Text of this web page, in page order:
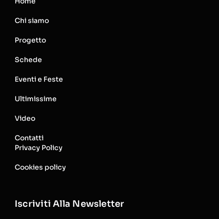
Chi siamo
Progetto
Schede
Eventi e Feste
Ultimissime
Video
Contatti
Privacy Policy
Cookies policy
Iscriviti Alla Newsletter